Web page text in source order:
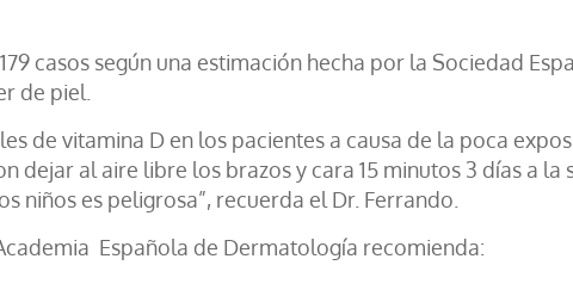
casos según una estimación hecha por la Sociedad
de piel.
de vitamina D en los pacientes a causa de la poca
al aire libre los brazos y cara 15 minutos 3 días a la
niños es peligrosa”, recuerda el Dr. Ferrando.
Española de Dermatología recomienda: